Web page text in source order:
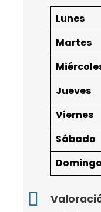
Lunes
Martes
Jueves
Viernes
Sábado
Domingo